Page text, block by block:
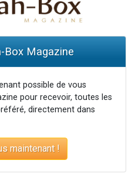
Box Magazine
possible de vous
pour recevoir, toutes les
directement dans
maintenant !